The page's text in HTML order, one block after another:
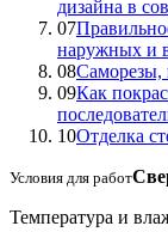
дизайна в
07
наружных и
08
09Как
10Отделка
Условия для работ
Температура и